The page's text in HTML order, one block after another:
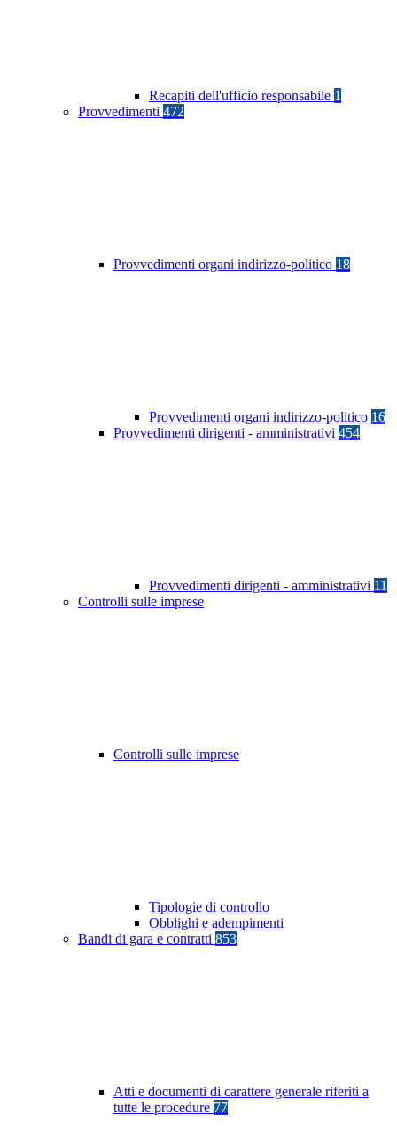
Recapiti dell'ufficio responsabile 1
Provvedimenti 472
Provvedimenti organi indirizzo-politico 18
Provvedimenti organi indirizzo-politico 16
Provvedimenti dirigenti - amministrativi 454
Provvedimenti dirigenti - amministrativi 11
Controlli sulle imprese
Controlli sulle imprese
Tipologie di controllo
Obblighi e adempimenti
Bandi di gara e contratti 853
Atti e documenti di carattere generale riferiti a
tutte le procedure 77